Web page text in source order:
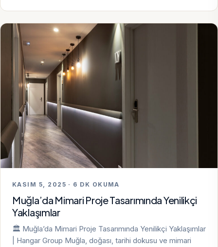
KASIM 5, 2025 · 6 DK OKUMA
Muğla’da Mimari Proje Tasarımında Yenilikçi
Yaklaşımlar
🏛️ Muğla’da Mimari Proje Tasarımında Yenilikçi Yaklaşımlar
| Hangar Group Muğla, doğası, tarihi dokusu ve mimari